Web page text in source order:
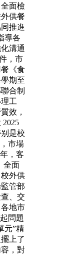
面檢
供餐
推進
導各
溝通
，市
《食
期至
合制
工
效，
是校
市場
，客
全面
外供
管部
、交
地市
問題
元”精
上了
，對